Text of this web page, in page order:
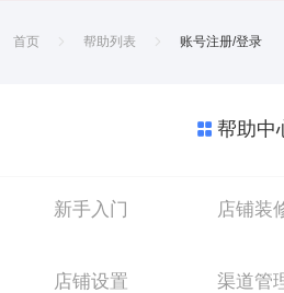
首页 帮助列表 账号注册/登录
帮助中
新手入门 店铺装
店铺设置 渠道管